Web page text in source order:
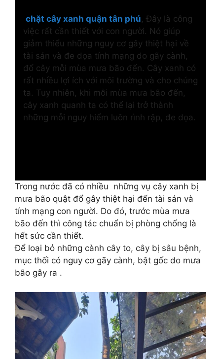
chặt cây xanh quận tân phú , Đây là công
việc rất cần thiết với con người. Nó giúp
giảm thiểu những nguy cơ gây thiệt hại về
tài sản và đe dọa tính mạng do gãy cành,
đổ cây mỗi mùa mưa bão đến. Cây xanh có
rất nhiều lợi ích với môi trường và cho chúng
ta. Tuy nhiên, khi mỗi mùa mưa bão đến,
cây xanh quanh ta có thể lại trở thành
những mỗi nguy hiểm luôn rình rập, đe dọa.
Trong nước đã có nhiều những vụ cây xanh bị
mưa bão quật đổ gây thiệt hại đến tài sản và
tính mạng con người. Do đó, trước mùa mưa
bão đến thì công tác chuẩn bị phòng chống là
hết sức cần thiết.
Để loại bỏ những cành cây to, cây bị sâu bệnh,
mục thối có nguy cơ gãy cành, bật gốc do mưa
bão gây ra .